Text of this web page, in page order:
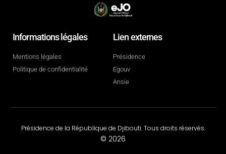
Informations légales
Mentions légales
Politique de confidentialité
Lien externes
Présidence
Egouv
Ansie
Présidence de la République de Djibouti. Tous droits réservés.
© 2026